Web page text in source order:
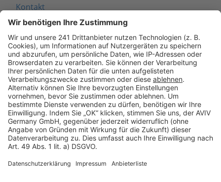
Kontakt
Seitenaufbau
Barrierefreiheit
Cookie Einstellungen
Rechtliches
AGB-Übersicht
Datenschutz
Impressum